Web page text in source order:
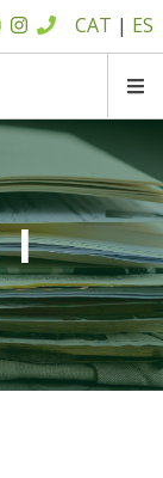
CAT | ES
I